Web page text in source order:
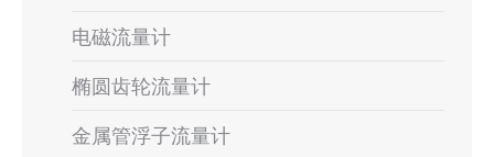
电磁流量计
椭圆齿轮流量计
金属管浮子流量计